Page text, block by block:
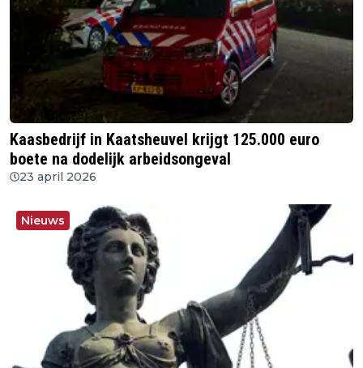
Kaasbedrijf in Kaatsheuvel krijgt 125.000 euro
boete na dodelijk arbeidsongeval
23 april 2026
Nieuws